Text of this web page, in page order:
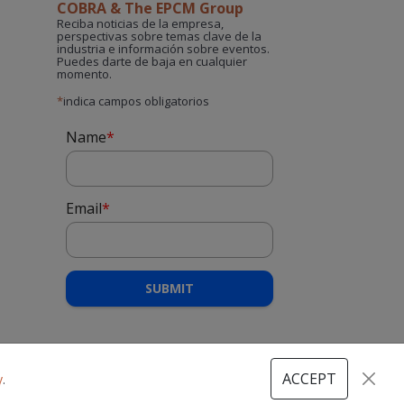
. ACCEPT
COBRA & The EPCM Group
Reciba noticias de la empresa,
perspectivas sobre temas clave de la
industria e información sobre eventos.
Puedes darte de baja en cualquier
momento.
*indica campos obligatorios
Name*
Email*
SUBMIT